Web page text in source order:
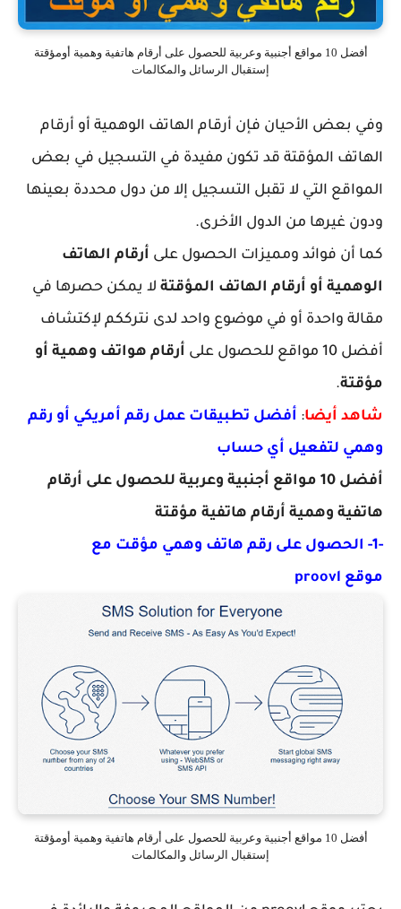
أفضل 10 مواقع أجنبية وعربية للحصول على أرقام هاتفية وهمية أومؤقتة
إستقبال الرسائل والمكالمات
وفي بعض الأحيان فإن أرقام الهاتف الوهمية أو أرقام
الهاتف المؤقتة قد تكون مفيدة في التسجيل في بعض
المواقع التي لا تقبل التسجيل إلا من دول محددة بعينها
ودون غيرها من الدول الأخرى.
كما أن فوائد ومميزات الحصول على أرقام الهاتف
الوهمية أو أرقام الهاتف المؤقتة لا يمكن حصرها في
مقالة واحدة أو في موضوع واحد لدى نترككم لإكتشاف
أفضل 10 مواقع للحصول على
أرقام هواتف وهمية أو
مؤقتة.
شاهد أيضا: أفضل تطبيقات عمل رقم أمريكي أو رقم
وهمي لتفعيل أي حساب
أفضل 10 مواقع أجنبية وعربية للحصول على أرقام
هاتفية وهمية أرقام هاتفية مؤقتة
-1- الحصول على رقم هاتف وهمي مؤقت مع
موقع proovl
أفضل 10 مواقع أجنبية وعربية للحصول على أرقام هاتفية وهمية أومؤقتة
إستقبال الرسائل والمكالمات